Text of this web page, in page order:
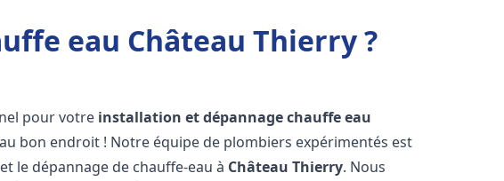
eau Château Thierry ?
pour votre installation et dépannage chauffe eau
bon endroit ! Notre équipe de plombiers expérimentés est
le dépannage de chauffe-eau à Château Thierry. Nous